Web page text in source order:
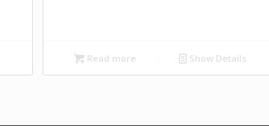
Read more Show Details